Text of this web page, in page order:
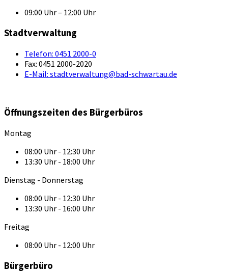
09:00 Uhr – 12:00 Uhr
Stadtverwaltung
Telefon: 0451 2000-0
Fax: 0451 2000-2020
E-Mail: stadtverwaltung@bad-schwartau.de
Öffnungszeiten des Bürgerbüros
Montag
08:00 Uhr - 12:30 Uhr
13:30 Uhr - 18:00 Uhr
Dienstag - Donnerstag
08:00 Uhr - 12:30 Uhr
13:30 Uhr - 16:00 Uhr
Freitag
08:00 Uhr - 12:00 Uhr
Bürgerbüro